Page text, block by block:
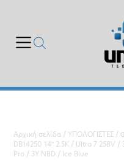
Αρχική σελίδα / ΥΠΟΛΟΓΙΣΤΕΣ /
DB14250 14″ 2.5K / Ultra 7 258V /
Pro / 3Y NBD / Ice Blue